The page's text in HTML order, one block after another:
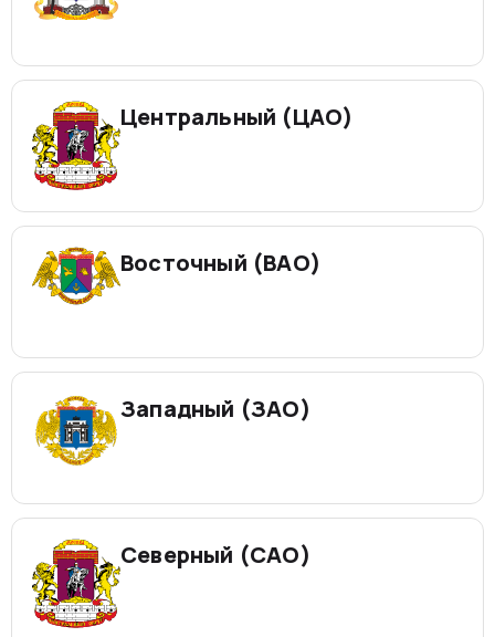
Центральный (ЦАО)
Восточный (ВАО)
Западный (ЗАО)
Северный (САО)